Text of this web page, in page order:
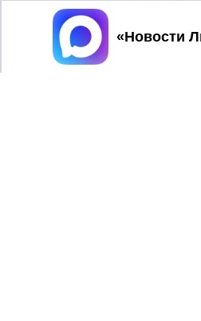
Принять